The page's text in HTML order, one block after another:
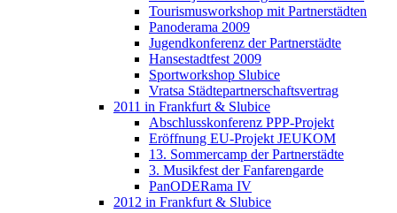
Tourismusworkshop mit Partnerstädten
Panoderama 2009
Jugendkonferenz der Partnerstädte
Hansestadtfest 2009
Sportworkshop Slubice
Vratsa Städtepartnerschaftsvertrag
2011 in Frankfurt & Slubice
Abschlusskonferenz PPP-Projekt
Eröffnung EU-Projekt JEUKOM
13. Sommercamp der Partnerstädte
3. Musikfest der Fanfarengarde
PanODERama IV
2012 in Frankfurt & Slubice